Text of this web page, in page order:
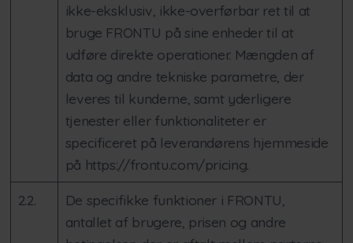
ikke-eksklusiv, ikke-overførbar ret til at
bruge FRONTU på sine enheder til at
udføre direkte operationer. Mængden af
data og andre tekniske parametre, der
leveres til kunderne, samt yderligere
tjenester eller funktionaliteter er
specificeret på leverandørens hjemmeside
på https://frontu.com/pricing.
2.2.
De specifikke funktioner i FRONTU,
antallet af brugere, prisen og andre